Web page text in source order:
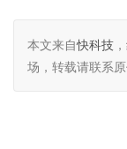
本文来自快科技
场，转载请联系原